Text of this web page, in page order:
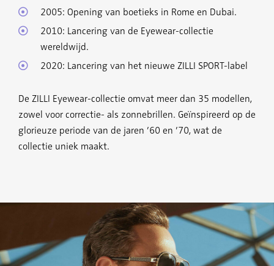
2005: Opening van boetieks in Rome en Dubai.
2010: Lancering van de Eyewear-collectie
wereldwijd.
2020: Lancering van het nieuwe ZILLI SPORT-label
De ZILLI Eyewear-collectie omvat meer dan 35 modellen,
zowel voor correctie- als zonnebrillen. Geïnspireerd op de
glorieuze periode van de jaren ’60 en ’70, wat de
collectie uniek maakt.